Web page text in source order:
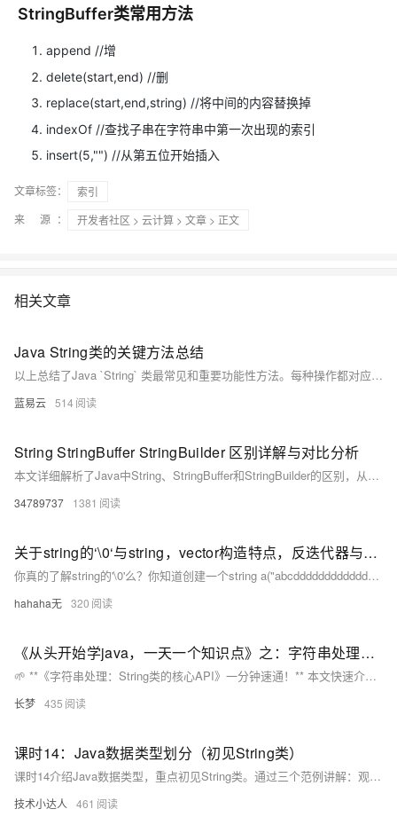
StringBuffer类常用方法
append //增
delete(start,end) //删
replace(start,end,string) //将中间的内容替换掉
indexOf //查找子串在字符串中第一次出现的索引
insert(5,"") //从第五位开始插入
文章标签：
索引
来 源：
开发者社区 > 云计算 > 文章 > 正文
相关文章
Java String类的关键方法总结
以上总结了Java `String` 类最常见和重要功能性方法。每种操作都对应着日常编程任务，并且理解每种操作如何影响及处理 `Strings` 对于任何使用 Java 的开发者来说都至关重要。
蓝易云 514
String StringBuffer StringBuilder 区别详解与对比分析
本文详细解析了Java中String、StringBuffer和StringBuilder的区别，从可变性、线程安全性和性能三个方面进行对比，并结合具体应用场景分析了三者的适用范围。通过性能测试示例展示了它们在字符串拼接时的效率差异，同时提供了实际代码案例帮助理解。总结指出，String适合少量操作或线程安全场景，StringBuffer适用于多线程环境，而StringBuilder则在单线程下性能最优。开发者应根据需求选择合适的类以优化程序性能。文末还附有相关面试资料供参考。
34789737 1381
关于string的‘\0‘与string，vector构造特点，反迭代器与迭代器类等的讨论
你真的了解string的'\0'么？你知道创建一个string a("abcddddddddddddddddddddddddd", 16);这样的string对象要创建多少个对象么？你知道string与vector进行扩容时进行了怎么的操作么？你知道怎么求Vector 最大 最小值 索引 位置么？
hahaha无 320
《从头开始学java，一天一个知识点》之：字符串处理：String类的核心API
🌱 **《字符串处理：String类的核心API》一分钟速通！** 本文快速介绍Java中String类的3个高频API：`substring`、`indexOf`和`split`，并通过代码示例展示其用法。重点提示：`substring`的结束索引不包含该位置，`split`支持正则表达式。进一步探讨了String不可变性的高效设计原理及企业级编码规范，如避免使用`new String()`、拼接时使用`StringBuilder`等。最后通过互动解密游戏帮助读者巩固知识。 （上一篇：《多维数组与常见操作》 | 下一篇预告：《输入与输出：Scanner与System类》）
长梦 435
课时14：Java数据类型划分（初见String类）
课时14介绍Java数据类型，重点初见String类。通过三个范例讲解：观察String型变量、&quot;+&quot;操作符的使用问题及转义字符的应用。String不是基本数据类型而是引用类型，但使用方式类似基本类型。课程涵盖字符串连接、数学运算与字符串混合使用时的注意事项以及常用转义字符的用法。
技术小达人 461